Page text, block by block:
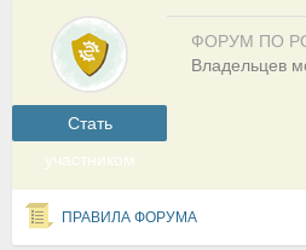
Cтать
участником
ФОРУМ ПО
Владельцев
ПРАВИЛА ФОРУМА